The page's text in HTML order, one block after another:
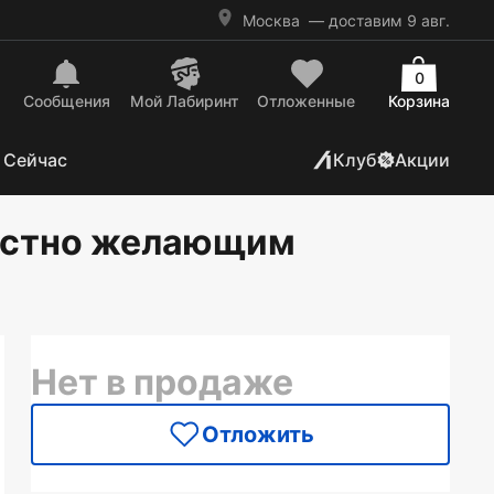
Москва — доставим 9 авг.
Сообщения Mой Лабиринт Отложенные Корзина
0
Клуб Акции
желающим
Нет в продаже
Отложить